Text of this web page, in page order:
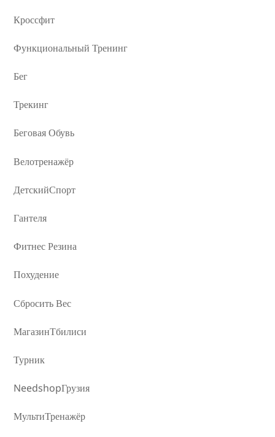
Кроссфит
Функциональный Тренинг
Бег
Трекинг
Беговая Обувь
Велотренажёр
ДетскийСпорт
Гантеля
Фитнес Резина
Похудение
Сбросить Вес
МагазинТбилиси
Турник
NeedshopГрузия
МультиТренажёр